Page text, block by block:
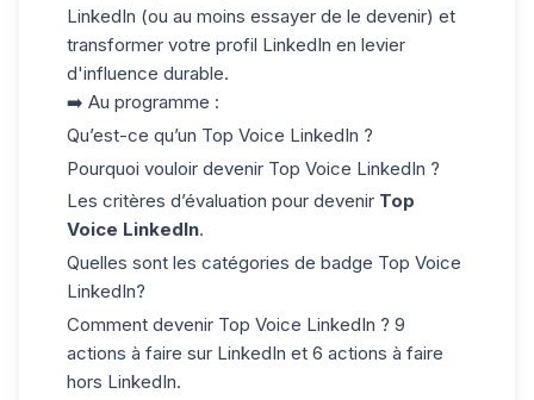
LinkedIn (ou au moins essayer de le devenir) et
transformer votre profil LinkedIn en levier
d'influence durable.
➡️ Au programme :
Qu’est-ce qu’un Top Voice LinkedIn ?
Pourquoi vouloir devenir Top Voice LinkedIn ?
Les critères d’évaluation pour devenir Top
Voice LinkedIn.
Quelles sont les catégories de badge Top Voice
LinkedIn?
Comment devenir Top Voice LinkedIn ? 9
actions à faire sur LinkedIn et 6 actions à faire
hors LinkedIn.